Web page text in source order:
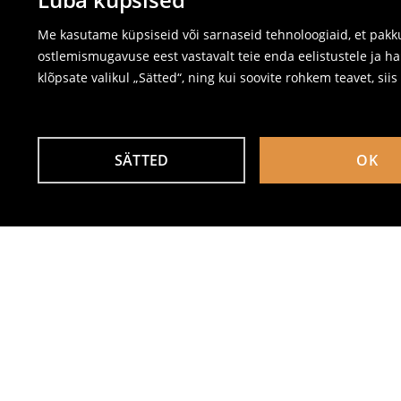
Me kasutame küpsiseid või sarnaseid tehnoloogiaid, et
ostlemismugavuse eest vastavalt teie enda eelistustele ja
klõpsate valikul „Sätted“, ning kui soovite rohkem teavet,
SÄTTED OK